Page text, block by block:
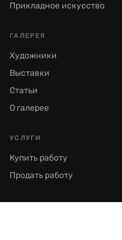
Прикладное искусство
ГАЛЕРЕЯ
Художники
Выставки
Статьи
О галерее
УСЛУГИ
Купить работу
Продать работу